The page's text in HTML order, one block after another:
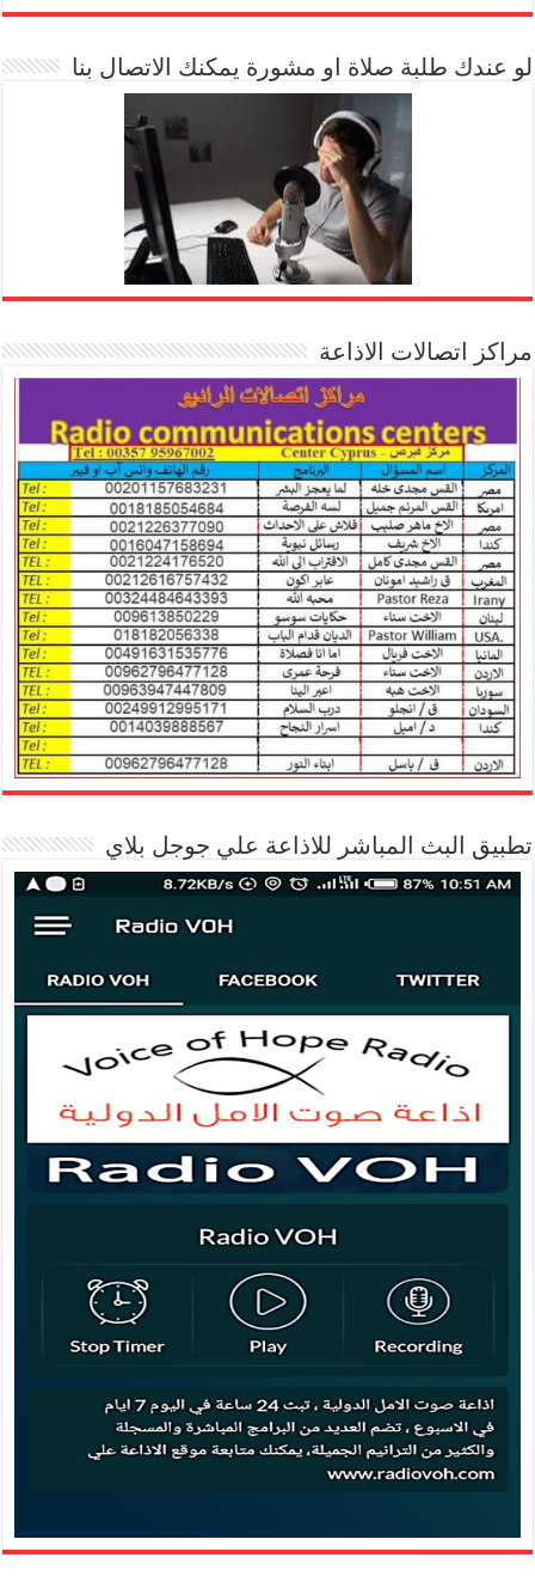
لو عندك طلبة صلاة او مشورة يمكنك الاتصال بنا
مراكز اتصالات الاذاعة
تطبيق البث المباشر للاذاعة علي جوجل بلاي